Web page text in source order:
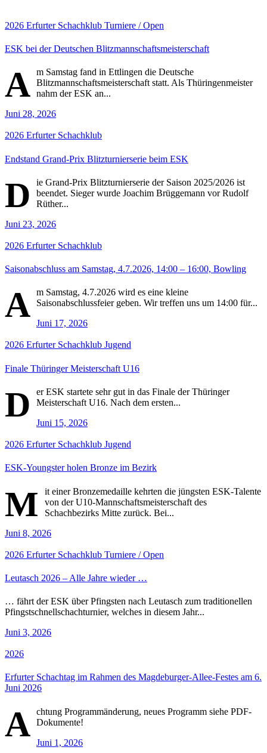
2026 Erfurter Schachklub Turniere / Open
ESK bei der Deutschen Blitzmannschaftsmeisterschaft
A m Samstag fand in Ettlingen die Deutsche
Blitzmannschaftsmeisterschaft statt. Als Thüringenmeister
nahm der ESK an...
Juni 28, 2026
2026 Erfurter Schachklub
Endstand Grand-Prix Blitzturnierserie beim ESK
D
ie Grand-Prix Blitzturnierserie der Saison 2025/2026 ist
beendet. Sieger wurde Joachim Brüggemann vor Rudolf
Rüther...
Juni 23, 2026
2026 Erfurter Schachklub
Saisonabschluss am Samstag, 4.7.2026, 14:00 – 16:00, Bowling
A m Samstag, 4.7.2026 wird es eine kleine
Saisonabschlussfeier geben. Wir treffen uns um 14:00 für...
Juni 17, 2026
2026 Erfurter Schachklub Jugend
Finale Thüringer Meisterschaft U16
D
er ESK startete sehr gut in das Finale der Thüringer
Meisterschaft U16. Nach dem ersten...
Juni 15, 2026
2026 Erfurter Schachklub Jugend
ESK-Youngster holen Bronze im Bezirk
M
it einer Bronzemedaille kehrten die jüngsten ESK-Talente
von der U10-Mannschaftsmeisterschaft des
Schachbezirks Mitte zurück. Bei...
Juni 8, 2026
2026 Erfurter Schachklub Turniere / Open
Leutasch 2026 – Alle Jahre wieder …
… fährt der ESK über Pfingsten nach Leutasch zum traditionellen
Pfingstschnellschachturnier, welches in diesem Jahr...
Juni 3, 2026
2026
Erfurter Schachtag im Rahmen des Magdeburger-Allee-Festes am 6.
Juni 2026
A chtung Programmänderung, neues Programm siehe PDF-
Dokumente!
Juni 1, 2026